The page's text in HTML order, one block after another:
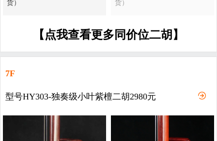
货） 货）
【点我查看更多同价位二胡】
7F
型号HY303-独奏级小叶紫檀二胡2980元